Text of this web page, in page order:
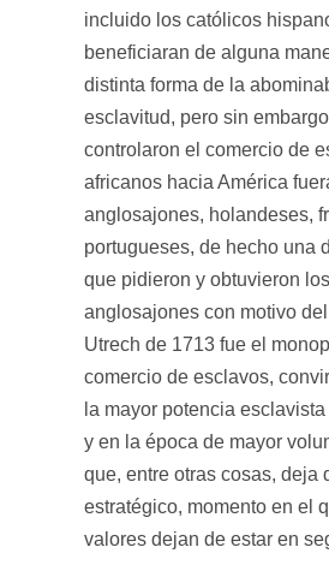
incluido los católicos
beneficiaran de alguna
distinta forma de la
esclavitud, pero sin
controlaron el comercio de
africanos hacia América
anglosajones, holandeses,
portugueses, de hecho una
que pidieron y obtuvieron los
anglosajones con motivo
Utrech de 1713 fue el
comercio de esclavos,
la mayor potencia
y en la época de mayor
que, entre otras cosas, deja
estratégico, momento en el
valores dejan de estar en